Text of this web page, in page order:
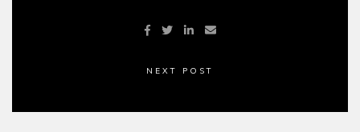
NEXT POST